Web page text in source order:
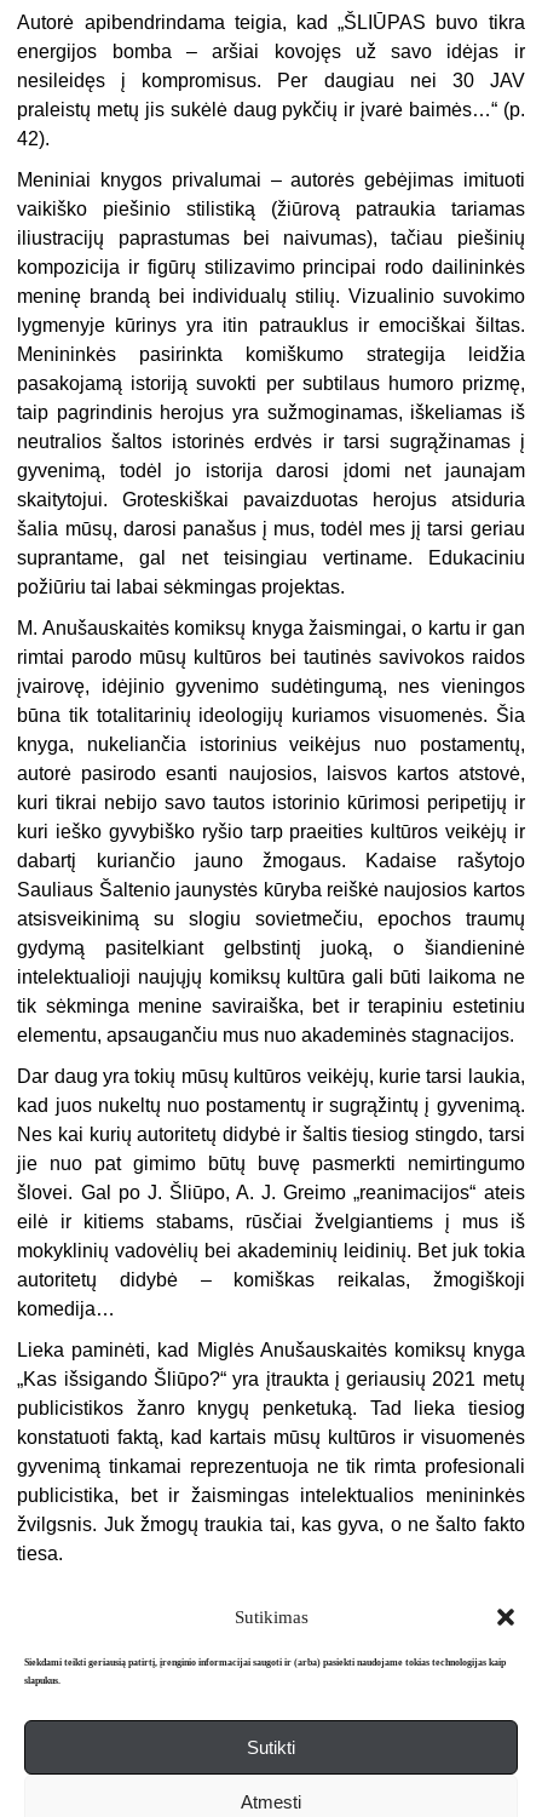
Sutikimas
Siekdami teikti geriausią patirtį, įrenginio informacijai saugoti ir (arba) pasiekti naudojame tokias technologijas kaip
slapukus.
Sutikti
Atmesti
Autorė apibendrindama teigia, kad „ŠLIŪPAS buvo tikra
energijos bomba – aršiai kovojęs už savo idėjas ir
nesileidęs į kompromisus. Per daugiau nei 30 JAV
praleistų metų jis sukėlė daug pykčių ir įvarė baimės…“ (p.
42).
Meniniai knygos privalumai – autorės gebėjimas imituoti
vaikiško piešinio stilistiką (žiūrovą patraukia tariamas
iliustracijų paprastumas bei naivumas), tačiau piešinių
kompozicija ir figūrų stilizavimo principai rodo dailininkės
meninę brandą bei individualų stilių. Vizualinio suvokimo
lygmenyje kūrinys yra itin patrauklus ir emociškai šiltas.
Menininkės pasirinkta komiškumo strategija leidžia
pasakojamą istoriją suvokti per subtilaus humoro prizmę,
taip pagrindinis herojus yra sužmoginamas, iškeliamas iš
neutralios šaltos istorinės erdvės ir tarsi sugrąžinamas į
gyvenimą, todėl jo istorija darosi įdomi net jaunajam
skaitytojui. Groteskiškai pavaizduotas herojus atsiduria
šalia mūsų, darosi panašus į mus, todėl mes jį tarsi geriau
suprantame, gal net teisingiau vertiname. Edukaciniu
požiūriu tai labai sėkmingas projektas.
M. Anušauskaitės komiksų knyga žaismingai, o kartu ir gan
rimtai parodo mūsų kultūros bei tautinės savivokos raidos
įvairovę, idėjinio gyvenimo sudėtingumą, nes vieningos
būna tik totalitarinių ideologijų kuriamos visuomenės. Šia
knyga, nukeliančia istorinius veikėjus nuo postamentų,
autorė pasirodo esanti naujosios, laisvos kartos atstovė,
kuri tikrai nebijo savo tautos istorinio kūrimosi peripetijų ir
kuri ieško gyvybiško ryšio tarp praeities kultūros veikėjų ir
dabartį kuriančio jauno žmogaus. Kadaise rašytojo
Sauliaus Šaltenio jaunystės kūryba reiškė naujosios kartos
atsisveikinimą su slogiu sovietmečiu, epochos traumų
gydymą pasitelkiant gelbstintį juoką, o šiandieninė
intelektualioji naujųjų komiksų kultūra gali būti laikoma ne
tik sėkminga menine saviraiška, bet ir terapiniu estetiniu
elementu, apsaugančiu mus nuo akademinės stagnacijos.
Dar daug yra tokių mūsų kultūros veikėjų, kurie tarsi laukia,
kad juos nukeltų nuo postamentų ir sugrąžintų į gyvenimą.
Nes kai kurių autoritetų didybė ir šaltis tiesiog stingdo, tarsi
jie nuo pat gimimo būtų buvę pasmerkti nemirtingumo
šlovei. Gal po J. Šliūpo, A. J. Greimo „reanimacijos“ ateis
eilė ir kitiems stabams, rūsčiai žvelgiantiems į mus iš
mokyklinių vadovėlių bei akademinių leidinių. Bet juk tokia
autoritetų didybė – komiškas reikalas, žmogiškoji
komedija…
Lieka paminėti, kad Miglės Anušauskaitės komiksų knyga
„Kas išsigando Šliūpo?“ yra įtraukta į geriausių 2021 metų
publicistikos žanro knygų penketuką. Tad lieka tiesiog
konstatuoti faktą, kad kartais mūsų kultūros ir visuomenės
gyvenimą tinkamai reprezentuoja ne tik rimta profesionali
publicistika, bet ir žaismingas intelektualios menininkės
žvilgsnis. Juk žmogų traukia tai, kas gyva, o ne šalto fakto
tiesa.